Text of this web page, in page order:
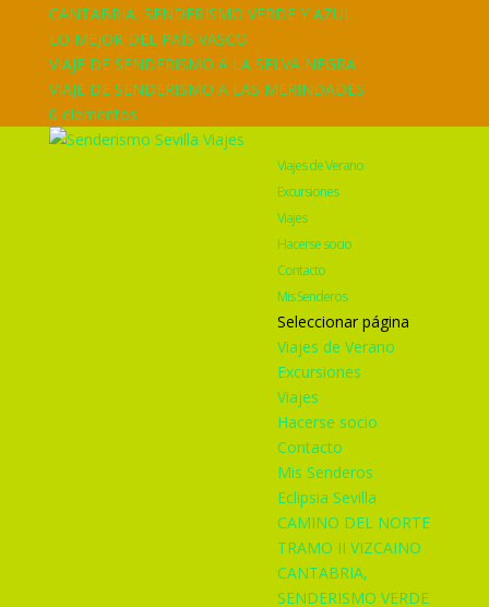
CANTABRIA, SENDERISMO VERDE Y AZUL
LO MEJOR DEL PAÍS VASCO
VIAJE DE SENDERISMO A LA SELVA NEGRA
VIAJE DE SENDERISMO A LAS MERINDADES
0 elementos
Viajes de Verano
Excursiones
Viajes
Hacerse socio
Contacto
Mis Senderos
Seleccionar página
Viajes de Verano
Excursiones
Viajes
Hacerse socio
Contacto
Mis Senderos
Eclipsia Sevilla
CAMINO DEL NORTE
TRAMO II VIZCAINO
CANTABRIA,
SENDERISMO VERDE